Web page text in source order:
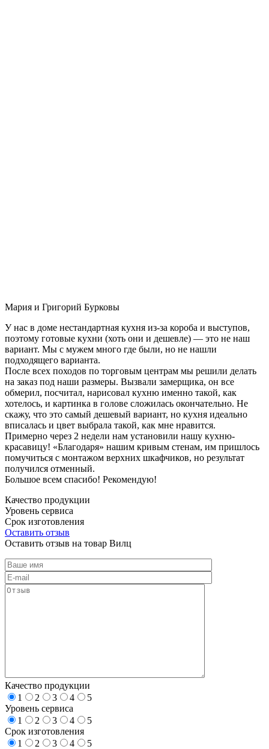
Мария и Григорий Бурковы
У нас в доме нестандартная кухня из-за короба и выступов,
поэтому готовые кухни (хоть они и дешевле) — это не наш
вариант. Мы с мужем много где были, но не нашли
подходящего варианта.
После всех походов по торговым центрам мы решили делать
на заказ под наши размеры. Вызвали замерщика, он все
обмерил, посчитал, нарисовал кухню именно такой, как
хотелось, и картинка в голове сложилась окончательно. Не
скажу, что это самый дешевый вариант, но кухня идеально
вписалась и цвет выбрала такой, как мне нравится.
Примерно через 2 недели нам установили нашу кухню-
красавицу! «Благодаря» нашим кривым стенам, им пришлось
помучиться с монтажом верхних шкафчиков, но результат
получился отменный.
Большое всем спасибо! Рекомендую!
Качество продукции
Уровень сервиса
Срок изготовления
Оставить отзыв
Оставить отзыв на товар Вилц
Качество продукции
1
2 3 4
5
Уровень сервиса
1
2 3 4
5
Срок изготовления
1
2 3 4
5